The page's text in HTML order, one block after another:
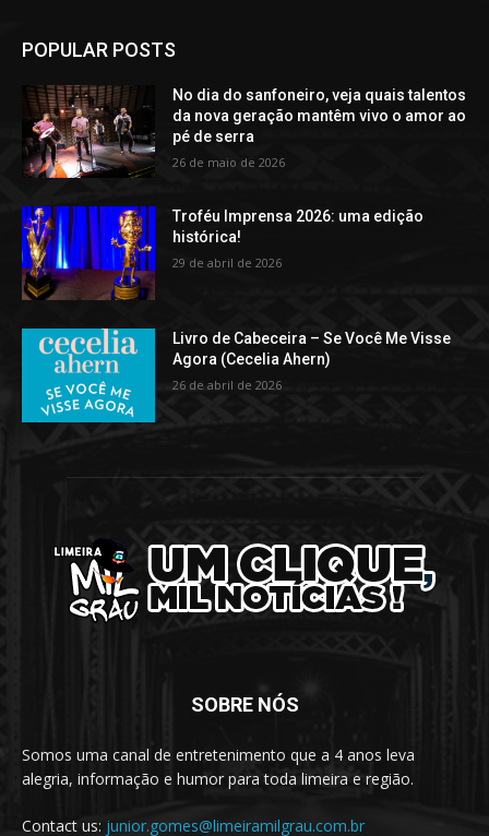
POPULAR POSTS
No dia do sanfoneiro, veja quais talentos
da nova geração mantêm vivo o amor ao
pé de serra
26 de maio de 2026
Troféu Imprensa 2026: uma edição
histórica!
29 de abril de 2026
Livro de Cabeceira – Se Você Me Visse
Agora (Cecelia Ahern)
26 de abril de 2026
SOBRE NÓS
Somos uma canal de entretenimento que a 4 anos leva
alegria, informação e humor para toda limeira e região.
Contact us: junior.gomes@limeiramilgrau.com.br